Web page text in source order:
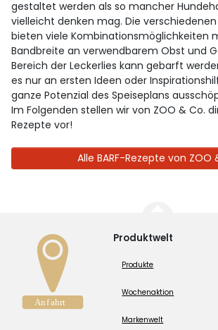
gestaltet werden als so mancher
vielleicht denken mag. Die
bieten viele Kombinationsmöglichkeiten
Bandbreite an verwendbarem Obst und
Bereich der Leckerlies kann gebarft
es nur an ersten Ideen oder
ganze Potenzial des Speiseplans
Im Folgenden stellen wir von ZOO & Co.
Rezepte vor!
Alle BARF-Rezepte von ZOO
Produktwelt
Produkte
Wochenaktion
Markenwelt